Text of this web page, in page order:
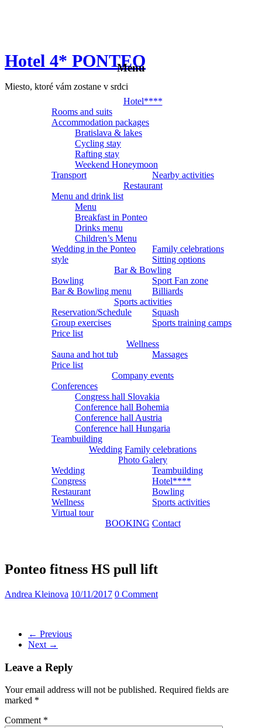
Hotel 4* PONTEO
Miesto, ktoré vám zostane v srdci
Menu
Hotel****
Rooms and suits
Accommodation packages
Bratislava & lakes
Cycling stay
Rafting stay
Weekend Honeymoon
Transport
Nearby activities
Restaurant
Menu and drink list
Menu
Breakfast in Ponteo
Drinks menu
Children’s Menu
Wedding in the Ponteo
style
Family celebrations
Sitting options
Bar & Bowling
Bowling
Sport Fan zone
Bar & Bowling menu
Billiards
Sports activities
Reservation/Schedule
Squash
Group exercises
Sports training camps
Price list
Wellness
Sauna and hot tub
Massages
Price list
Company events
Conferences
Congress hall Slovakia
Conference hall Bohemia
Conference hall Austria
Conference hall Hungaria
Teambuilding
Wedding Family celebrations
Photo Galery
Wedding
Teambuilding
Congress
Hotel****
Restaurant
Bowling
Wellness
Sports activities
Virtual tour
BOOKING Contact
Ponteo fitness HS pull lift
Andrea Kleinova 10/11/2017 0 Comment
← Previous
Next →
Leave a Reply
Your email address will not be published. Required fields are
marked *
Comment *